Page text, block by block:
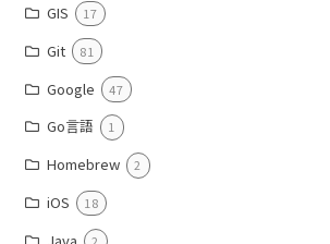
GIS 17
Git 81
Google 47
Go言語 1
Homebrew 2
iOS 18